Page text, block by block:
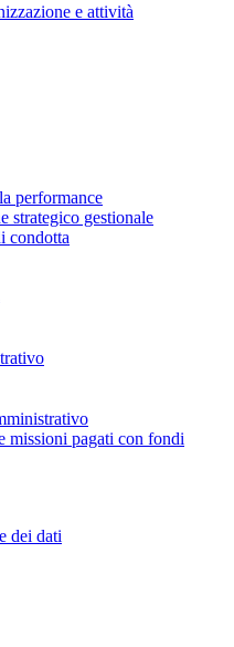
e attività
performance
strategico gestionale
condotta
missioni pagati con fondi
dei dati